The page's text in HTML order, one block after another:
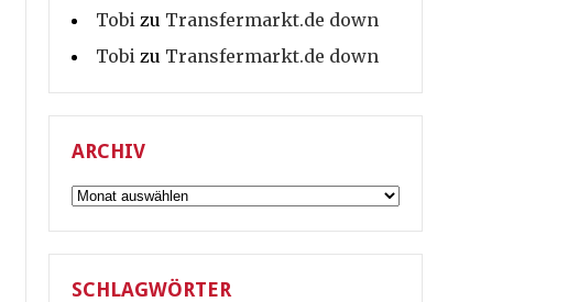
Tobi zu Transfermarkt.de down
Tobi zu Transfermarkt.de down
ARCHIV
Archiv
SCHLAGWÖRTER